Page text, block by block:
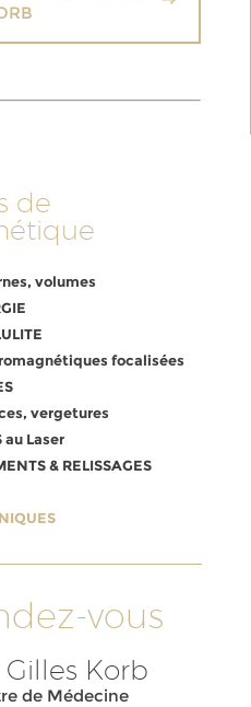
de
volumes
focalisées
vergetures
au Laser
& RELISSAGES
vous
Gilles Korb
de Médecine